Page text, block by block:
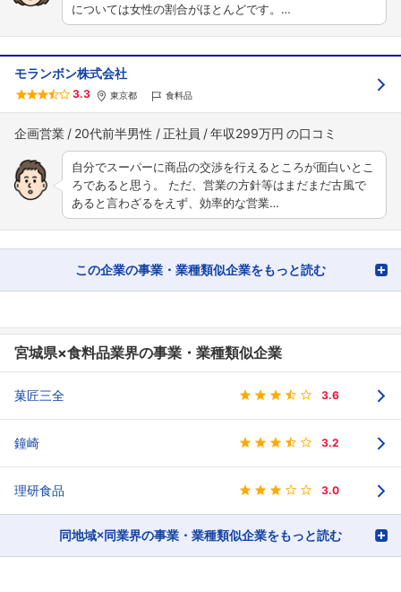
については女性の割合がほとんどです。…
モランボン株式会社
3.3 東京都 食料品
企画営業 20代前半男性 正社員 年収299万円
自分でスーパーに商品の交渉を行えるところが面白いとこ
ろであると思う。 ただ、営業の方針等はまだまだ古風で
あると言わざるをえず、効率的な営業…
この企業の事業・業種類似企業をもっと読む
宮城県×食料品業界の事業・業種類似企業
菓匠三全 3.6
鐘崎 3.2
理研食品 3.0
同地域×同業界の事業・業種類似企業をもっと読む